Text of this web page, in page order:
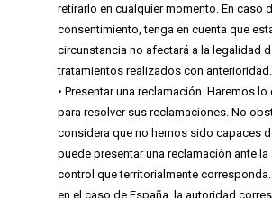
retirarlo en cualquier momento. En caso
consentimiento, tenga en cuenta que
circunstancia no afectará a la legalidad
tratamientos realizados con anterioridad.
• Presentar una reclamación. Haremos
para resolver sus reclamaciones. No
considera que no hemos sido capaces
puede presentar una reclamación ante
control que territorialmente corresponda.
en el caso de España, la autoridad